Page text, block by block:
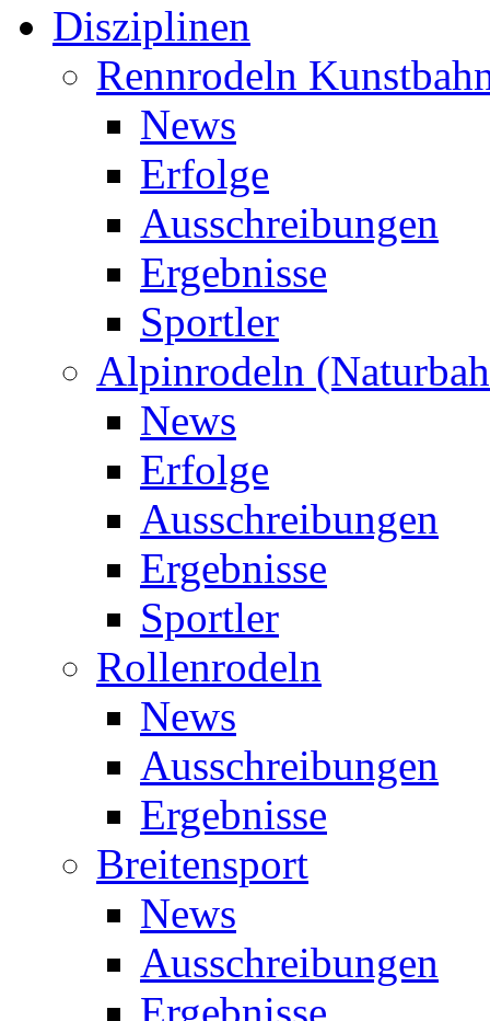
Disziplinen
Rennrodeln
News
Erfolge
Ausschreibungen
Ergebnisse
Sportler
Alpinrodeln
News
Erfolge
Ausschreibungen
Ergebnisse
Sportler
Rollenrodeln
News
Ausschreibungen
Ergebnisse
Breitensport
News
Ausschreibungen
Ergebnisse